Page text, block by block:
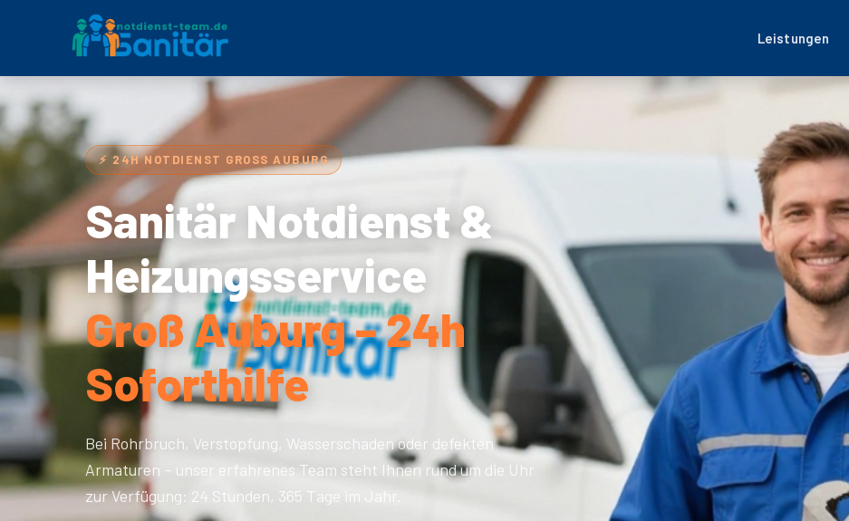
Leistungen
⚡ 24H NOTDIENST GROSS AUBURG
Sanitär Notdienst &
Heizungsservice
Groß Auburg – 24h
Soforthilfe
Bei Rohrbruch, Verstopfung, Wasserschaden oder defekten
Armaturen – unser erfahrenes Team steht Ihnen rund um die Uhr
zur Verfügung: 24 Stunden, 365 Tage im Jahr.